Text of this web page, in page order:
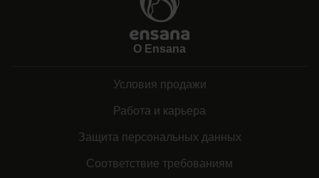
О Ensana
Условия продажи
Работа и карьера
Защита персональных данных
Соответствие требованиям